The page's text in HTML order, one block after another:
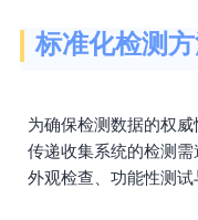
标准化检测
为确保检测数据的权
传递收集系统的检测
外观检查、功能性测试